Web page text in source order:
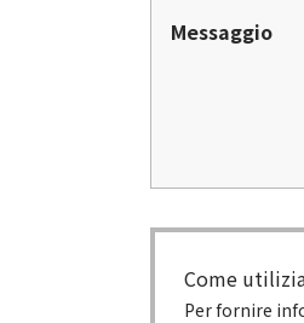
Messaggio
Come
Per fornire